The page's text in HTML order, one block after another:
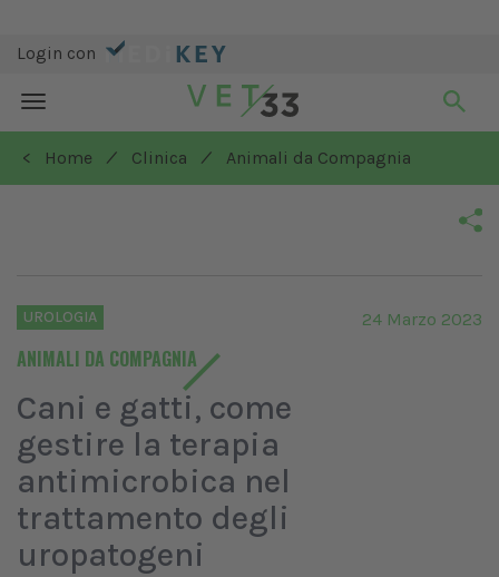
Login con
Toggle
navigation
< Home
/ Clinica / Animali da Compagnia
UROLOGIA
ANIMALI DA COMPAGNIA
24 Marzo 2023
Cani e gatti, come
gestire la terapia
antimicrobica nel
trattamento degli
uropatogeni